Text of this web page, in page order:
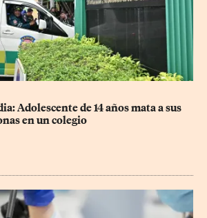
Adolescente de 14 años mata a sus
en un colegio